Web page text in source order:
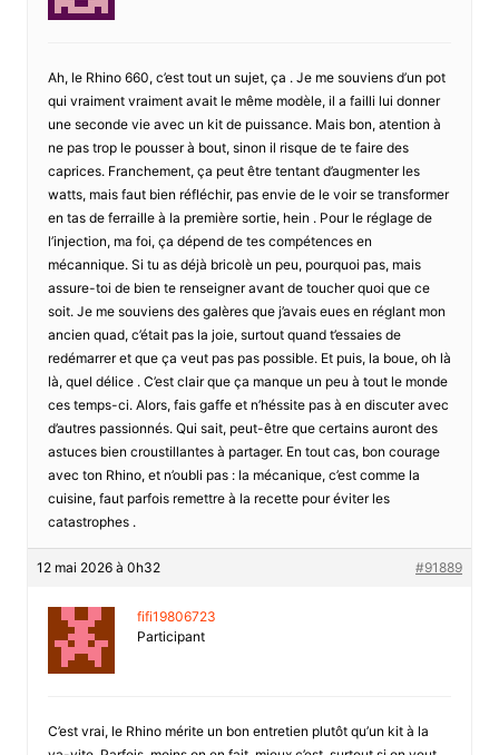
Ah, le Rhino 660, c’est tout un sujet, ça . Je me souviens d’un pot
qui vraiment vraiment avait le même modèle, il a failli lui donner
une seconde vie avec un kit de puissance. Mais bon, atention à
ne pas trop le pousser à bout, sinon il risque de te faire des
caprices. Franchement, ça peut être tentant d’augmenter les
watts, mais faut bien réfléchir, pas envie de le voir se transformer
en tas de ferraille à la première sortie, hein . Pour le réglage de
l’injection, ma foi, ça dépend de tes compétences en
mécannique. Si tu as déjà bricolè un peu, pourquoi pas, mais
assure-toi de bien te renseigner avant de toucher quoi que ce
soit. Je me souviens des galères que j’avais eues en réglant mon
ancien quad, c’était pas la joie, surtout quand t’essaies de
redémarrer et que ça veut pas pas possible. Et puis, la boue, oh là
là, quel délice . C’est clair que ça manque un peu à tout le monde
ces temps-ci. Alors, fais gaffe et n’héssite pas à en discuter avec
d’autres passionnés. Qui sait, peut-être que certains auront des
astuces bien croustillantes à partager. En tout cas, bon courage
avec ton Rhino, et n’oubli pas : la mécanique, c’est comme la
cuisine, faut parfois remettre à la recette pour éviter les
catastrophes .
12 mai 2026 à 0h32 #91889
fifi19806723
Participant
C’est vrai, le Rhino mérite un bon entretien plutôt qu’un kit à la